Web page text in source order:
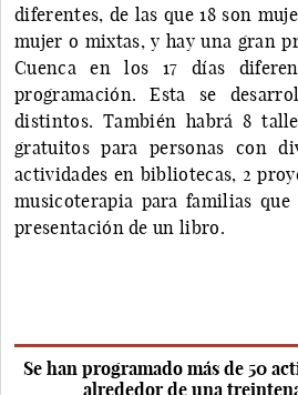
diferentes, de las que 18 son
mujer o mixtas, y hay una gran
Cuenca en los 17 días
programación. Esta se
distintos. También habrá 8
gratuitos para personas con
actividades en bibliotecas, 2
musicoterapia para familias
presentación de un libro.
Se han programado más de 50
alrededor de una